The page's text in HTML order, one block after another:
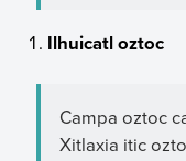
Ilhuicatl oztoc
Campa oztoc
Xitlaxia itic